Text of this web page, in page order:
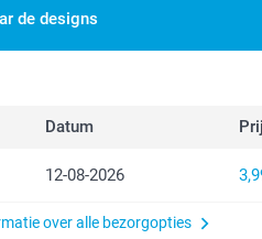
de designs
Datum
12-08-2026
over alle bezorgopties